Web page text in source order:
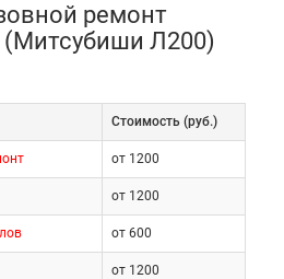
ремонт
(Митсубиши Л200)
Cтоимость (руб.)
от 1200
от 1200
от 600
от 1200